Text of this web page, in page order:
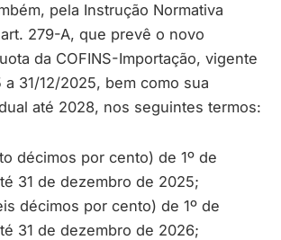
pela Instrução Normativa
279-A, que prevê o novo
da COFINS-Importação, vigente
31/12/2025, bem como sua
até 2028, nos seguintes termos:
décimos por cento) de 1º de
31 de dezembro de 2025;
décimos por cento) de 1º de
31 de dezembro de 2026;